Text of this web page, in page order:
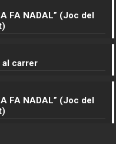
FA NADAL” (Joc del
al carrer
FA NADAL” (Joc del